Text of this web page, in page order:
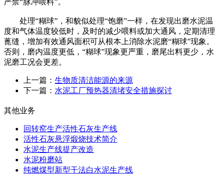
处理“糊球”，和貌似处理“饱磨”一样，在发现出磨水泥温
度和气体温度较低时，及时的减少喂料或加大通风，定期清理
蓖缝，增加有效通风面积可从根本上消除水泥磨“糊球”现象。
否则，磨内温度更低，“糊球”现象更严重，磨尾出料更少，水
泥磨工况会更差。
上一篇： 生物质清洁能源的来源
下一篇： 水泥工厂预热器清堵安全措施探讨
其他业务
回转窑生产活性石灰生产线
活性石灰悬浮煅烧技术简介
水泥生产线提产改造
水泥粉磨站
纯燃煤型新型干法白水泥生产线